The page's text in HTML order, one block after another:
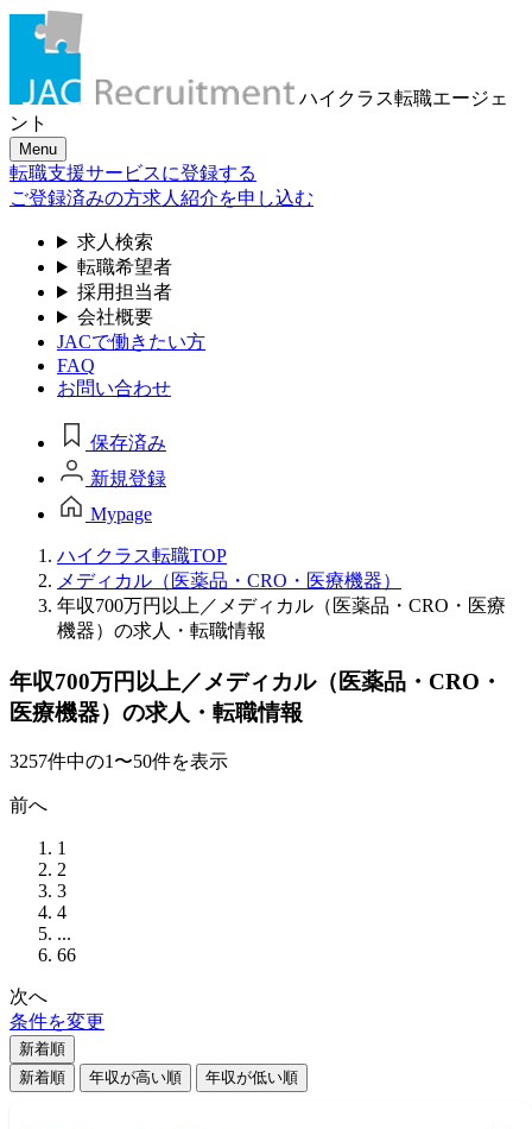
ハイクラス転職エージェ
ント
Menu
転職支援サービスに登録する
ご登録済みの方求人紹介を申し込む
求人検索
転職希望者
採用担当者
会社概要
JACで働きたい方
FAQ
お問い合わせ
保存済み
新規登録
Mypage
ハイクラス転職TOP
メディカル（医薬品・CRO・医療機器）
年収700万円以上／メディカル（医薬品・CRO・医療
機器）の求人・転職情報
年収700万円以上／メディカル（医薬品・CRO・
医療機器）の求人・転職情報
3257件中の1〜50件を表示
前へ
1
2
3
4
...
66
次へ
条件を変更
新着順
新着順
年収が高い順 年収が低い順